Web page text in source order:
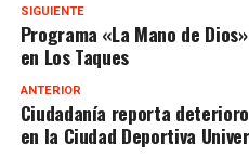
SIGUIENTE
Programa «La Mano de
en Los Taques
ANTERIOR
Ciudadanía reporta
en la Ciudad Deportiva